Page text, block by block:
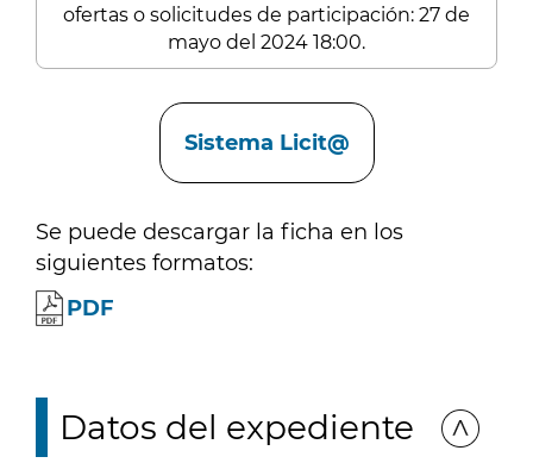
ofertas o solicitudes de participación: 27 de
mayo del 2024 18:00.
Sistema Licit@
Se puede descargar la ficha en los
siguientes formatos:
PDF
Datos del expediente